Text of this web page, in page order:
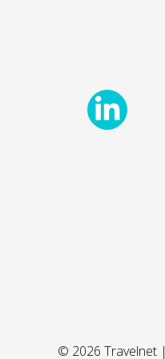
© 2026 Travelnet |